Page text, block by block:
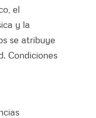
el
y la
se atribuye
Condiciones